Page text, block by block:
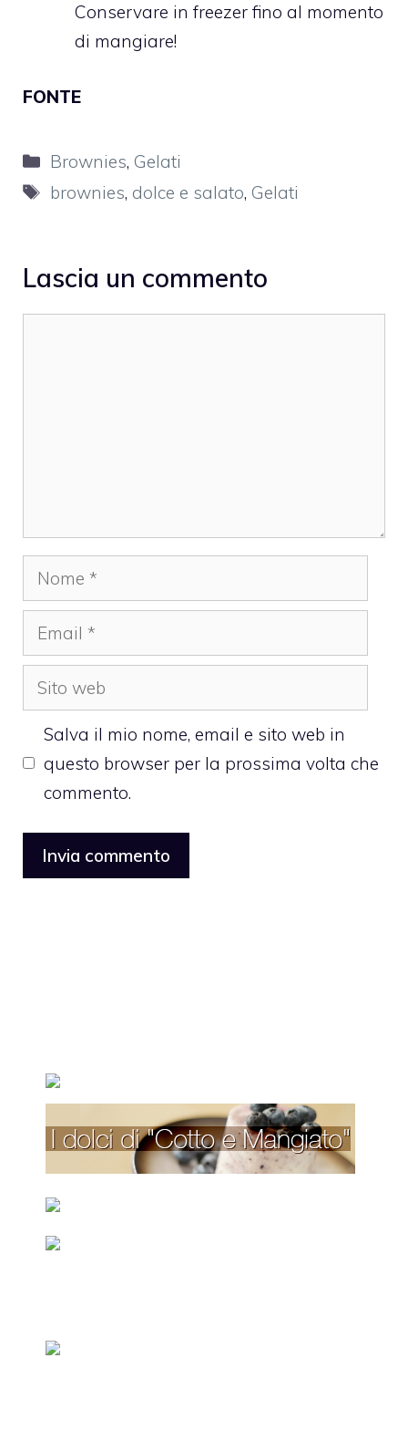
Conservare in freezer fino al momento
di mangiare!
FONTE
Categorie
Brownies, Gelati
Tag
brownies, dolce e salato, Gelati
Lascia un commento
Nome
Email
Sito
web
Salva il mio nome, email e sito web in
questo browser per la prossima volta che
commento.